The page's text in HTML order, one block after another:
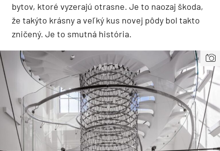
bytov, ktoré vyzerajú otrasne. Je to naozaj škoda,
že takýto krásny a veľký kus novej pôdy bol takto
zničený. Je to smutná história.